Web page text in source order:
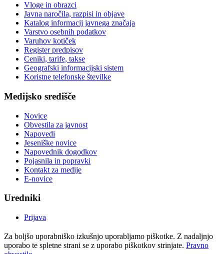
Vloge in obrazci
Javna naročila, razpisi in objave
Katalog informacij javnega značaja
Varstvo osebnih podatkov
Varuhov kotiček
Register predpisov
Ceniki, tarife, takse
Geografski informacijski sistem
Koristne telefonske številke
Medijsko središče
Novice
Obvestila za javnost
Napovedi
Jeseniške novice
Napovednik dogodkov
Pojasnila in popravki
Kontakt za medije
E-novice
Uredniki
Prijava
Za boljšo uporabniško izkušnjo uporabljamo piškotke. Z nadaljnjo
uporabo te spletne strani se z uporabo piškotkov strinjate. Pravno